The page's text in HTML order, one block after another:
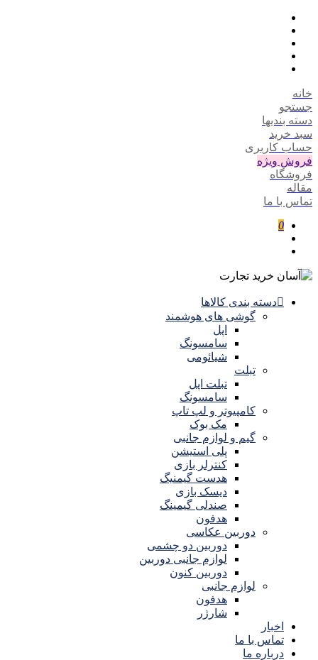
خانه
جستجو
دسته بندیها
سبد خرید
حساب کاربری
فروش ویژه
فروشگاه
مقاله
تماس با ما
0
دسته بندی کالاها
گوشی های هوشمند
اپل
سامسونگ
شیائومی
تبلت
تبلت اپل
سامسونگ
کامپیوتر و لپ تاپ
مک بوک
گیم و لوازم جانبی
پلی استیشن
کنترلر بازی
هدست گیمنیگ
دیسک بازی
صندلی گیمینگ
هدفون
دوربین عکاسی
دوربین دو چشمی
لوازم جانبی دوربین
دوربین کنون
لوازم جانبی
هدفون
شارژر
اخبار
تماس با ما
درباره ما